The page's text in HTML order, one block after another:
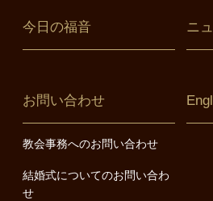
今日の福音 ニ
お問い合わせ
教会事務へのお問い合わせ
結婚式についてのお問い合わ
せ